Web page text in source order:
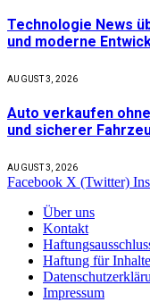
Technologie News
und moderne
AUGUST 3, 2026
Auto verkaufen
und sicherer
AUGUST 3, 2026
Facebook X (Twitter)
Über uns
Kontakt
Haftung für Inhalte
Impressum